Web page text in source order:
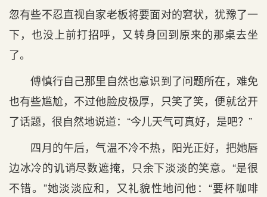
忽有些不忍直视自家老板将要面对的窘状，犹豫了一
下，也没上前打招呼，又转身回到原来的那桌去坐
了。
傅慎行自己那里自然也意识到了问题所在，难免
也有些尴尬，不过他脸皮极厚，只笑了笑，便就岔开
了话题，很自然地说道：“今儿天气可真好，是吧？”
四月的午后，气温不冷不热，阳光正好，把她唇
边冰冷的讥诮尽数遮掩，只余下淡淡的笑意。“是很
不错。”她淡淡应和，又礼貌性地问他：“要杯咖啡